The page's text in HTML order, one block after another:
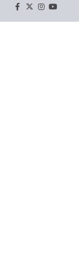
Facebook
TwitterInstagram
YouTube